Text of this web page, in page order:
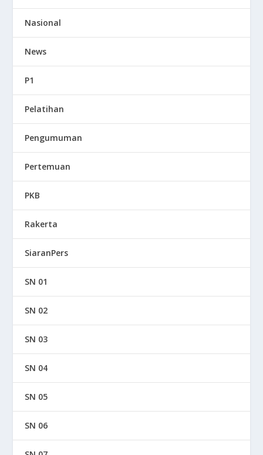
Nasional
News
P1
Pelatihan
Pengumuman
Pertemuan
PKB
Rakerta
SiaranPers
SN 01
SN 02
SN 03
SN 04
SN 05
SN 06